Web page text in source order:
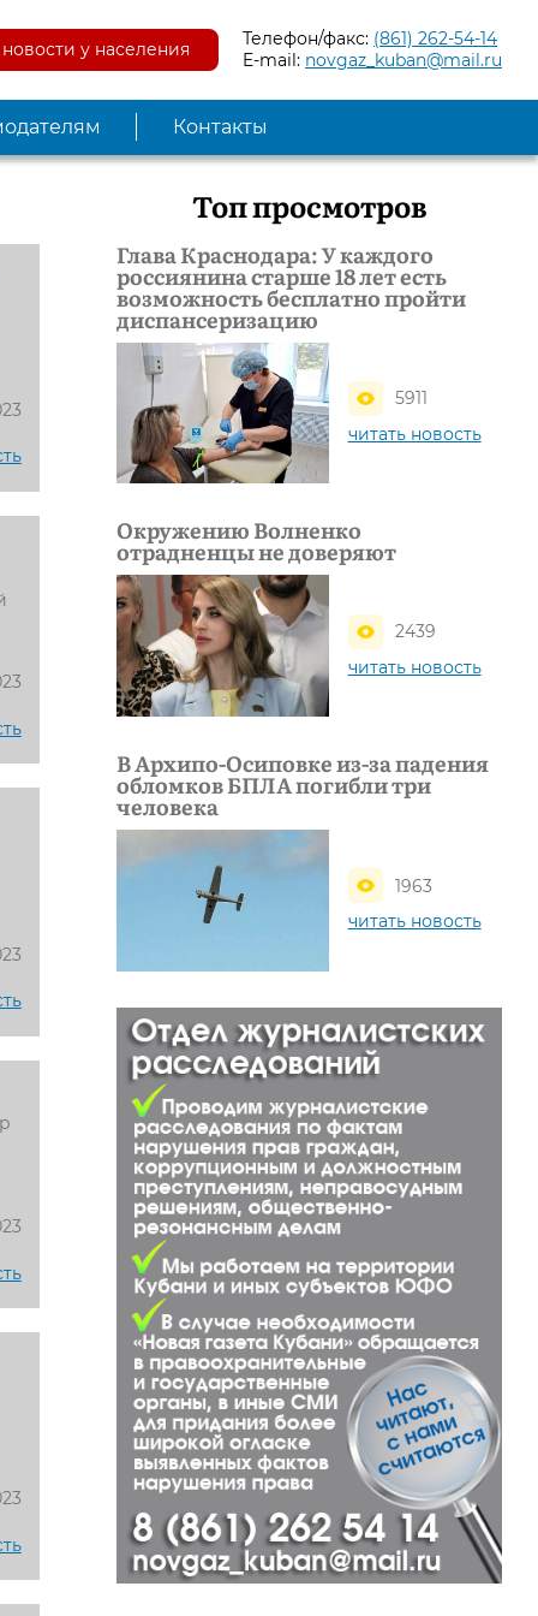
у населения Телефон/факс: (861) 262-54-14
E-mail: novgaz_kuban@mail.ru
Контакты
Топ просмотров
Глава Краснодара: У каждого
россиянина старше 18 лет есть
возможность бесплатно пройти
диспансеризацию
5911
читать новость
Окружению Волненко
отрадненцы не доверяют
2439
читать новость
В Архипо-Осиповке из-за падения
обломков БПЛА погибли три
человека
1963
читать новость